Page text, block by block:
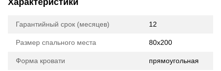
Характеристики
Гарантийный срок (месяцев) 12
Размер спального места 80х200
Форма кровати прямоугольная